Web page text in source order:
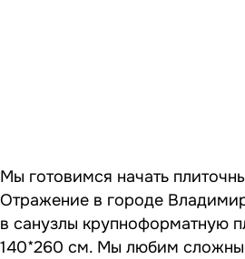
Мы готовимся начать
Отражение в городе
в санузлы крупноформатную
140*260 см. Мы любим